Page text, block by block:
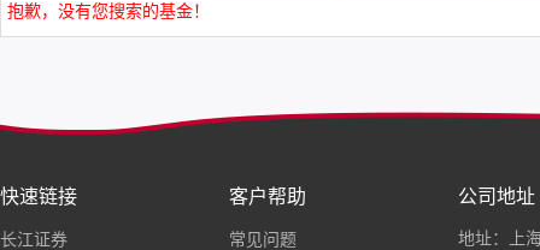
抱歉，没有您搜索的基金！
快速链接
长江证券
客户帮助
常见问题
公司地址
地址：上